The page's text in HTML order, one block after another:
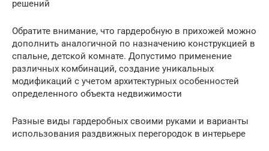
решений
Обратите внимание, что гардеробную в прихожей можно
дополнить аналогичной по назначению конструкцией в
спальне, детской комнате. Допустимо применение
различных комбинаций, создание уникальных
модификаций с учетом архитектурных особенностей
определенного объекта недвижимости
Разные виды гардеробных своими руками и варианты
использования раздвижных перегородок в интерьере